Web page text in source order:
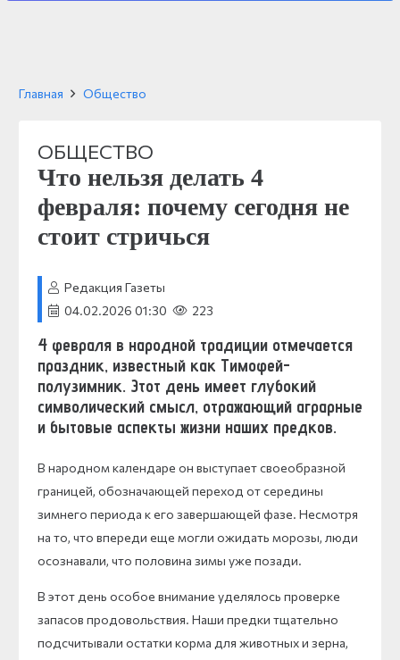
Главная Общество
ОБЩЕСТВО
Что нельзя делать 4
февраля: почему сегодня не
стоит стричься
Редакция Газеты
04.02.2026 01:30
223
4 февраля в народной традиции отмечается
праздник, известный как Тимофей-
полузимник. Этот день имеет глубокий
символический смысл, отражающий аграрные
и бытовые аспекты жизни наших предков.
В народном календаре он выступает своеобразной
границей, обозначающей переход от середины
зимнего периода к его завершающей фазе. Несмотря
на то, что впереди еще могли ожидать морозы, люди
осознавали, что половина зимы уже позади.
В этот день особое внимание уделялось проверке
запасов продовольствия. Наши предки тщательно
подсчитывали остатки корма для животных и зерна,